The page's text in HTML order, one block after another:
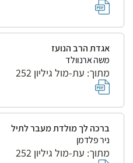
אגדת הרב הנועז
משה ארנוולד
מתוך: עת-מול גיליון 252
ברכה לך מולדת מעבר לתיל
ניר פלדמן
מתוך: עת-מול גיליון 252